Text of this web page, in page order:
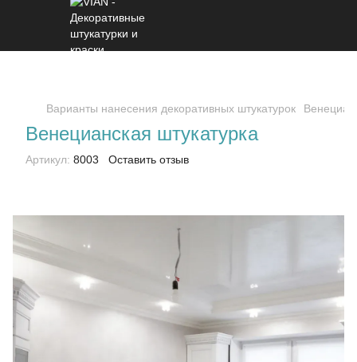
Варианты нанесения декоративных штукатурок
Венецианская штукатурка
Артикул: 8003 Оставить отзыв